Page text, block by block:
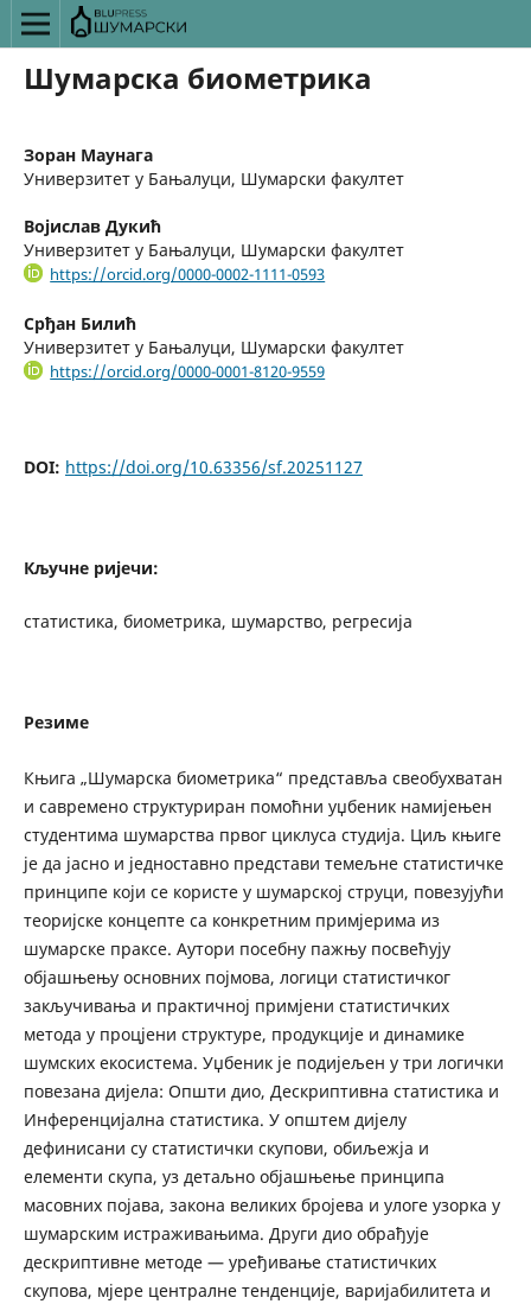
Шумарска биометрика
Зоран Маунага
Универзитет у Бањалуци, Шумарски факултет
Војислав Дукић
Универзитет у Бањалуци, Шумарски факултет
https://orcid.org/0000-0002-1111-0593
Срђан Билић
Универзитет у Бањалуци, Шумарски факултет
https://orcid.org/0000-0001-8120-9559
DOI: https://doi.org/10.63356/sf.20251127
Кључне ријечи:
статистика, биометрика, шумарство, регресија
Резиме
Књига „Шумарска биометрика“ представља свеобухватан
и савремено структуриран помоћни уџбеник намијењен
студентима шумарства првог циклуса студија. Циљ књиге
је да јасно и једноставно представи темељне статистичке
принципе који се користе у шумарској струци, повезујући
теоријске концепте са конкретним примјерима из
шумарске праксе. Аутори посебну пажњу посвећују
објашњењу основних појмова, логици статистичког
закључивања и практичној примјени статистичких
метода у процјени структуре, продукције и динамике
шумских екосистема. Уџбеник је подијељен у три логички
повезана дијела: Општи дио, Дескриптивна статистика и
Инференцијална статистика. У општем дијелу
дефинисани су статистички скупови, обиљежја и
елементи скупа, уз детаљно објашњење принципа
масовних појава, закона великих бројева и улоге узорка у
шумарским истраживањима. Други дио обрађује
дескриптивне методе — уређивање статистичких
скупова, мјере централне тенденције, варијабилитета и